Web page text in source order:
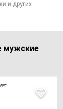
и других
мужские